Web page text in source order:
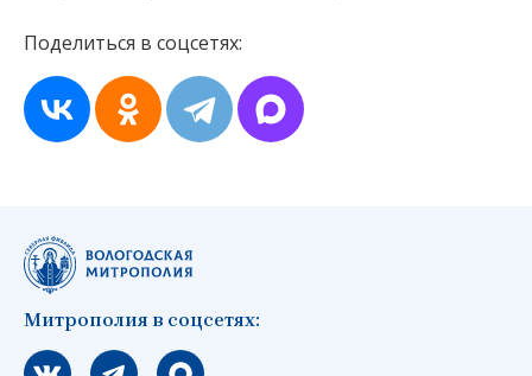
Поделиться в соцсетях:
Митрополия в соцсетях:
Мы вконтакте
Мы в telegram
Мы в Макс